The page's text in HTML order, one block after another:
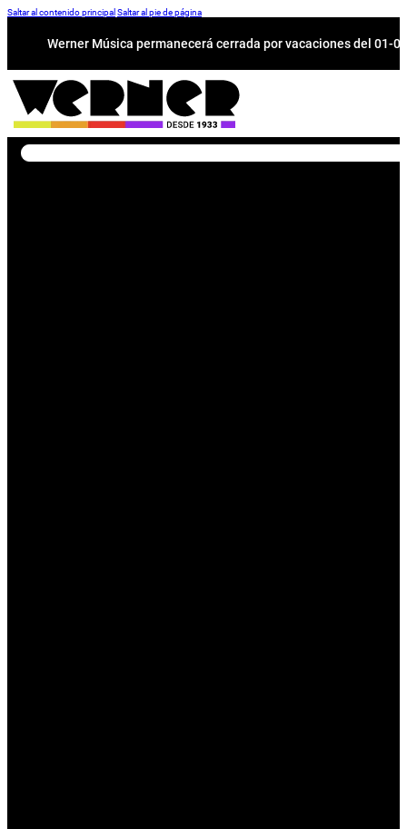
Saltar al contenido principal Saltar al pie de página
Werner Música permanecerá cerrada por vacaciones del 01-
Buscar